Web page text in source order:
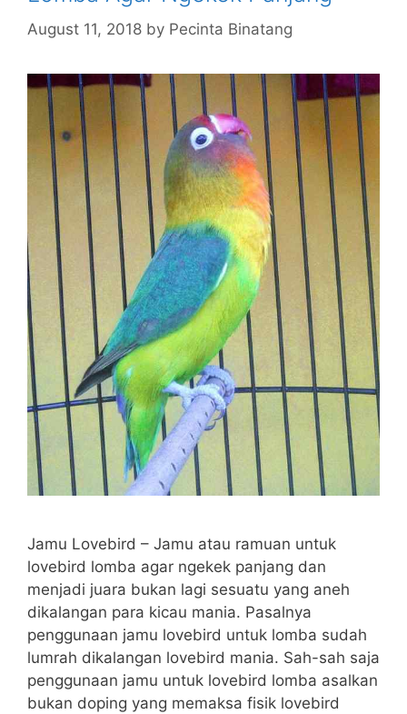
August 11, 2018 by Pecinta Binatang
Jamu Lovebird – Jamu atau ramuan untuk
lovebird lomba agar ngekek panjang dan
menjadi juara bukan lagi sesuatu yang aneh
dikalangan para kicau mania. Pasalnya
penggunaan jamu lovebird untuk lomba sudah
lumrah dikalangan lovebird mania. Sah-sah saja
penggunaan jamu untuk lovebird lomba asalkan
bukan doping yang memaksa fisik lovebird